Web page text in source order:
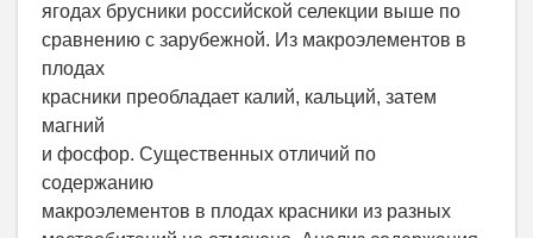
ягодах брусники российской селекции выше по
сравнению с зарубежной. Из макроэлементов в
плодах
красники преобладает калий, кальций, затем
магний
и фосфор. Существенных отличий по
содержанию
макроэлементов в плодах красники из разных